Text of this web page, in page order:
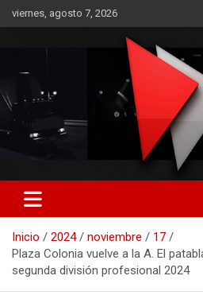
Saltar
al
viernes, agosto 7, 2026
RO CONTENIDOS
Inicio 2024 noviembre
17
Plaza Colonia vuelve a la A. El
segunda división profesional 2024